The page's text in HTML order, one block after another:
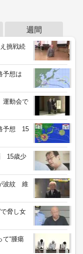
週間
挑戦続
予想は
運動会で
予想 15
15歳少
波紋 維
で脅し女
て“腫瘍